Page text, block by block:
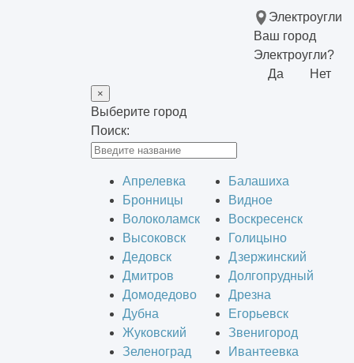
Электроугли
Ваш город
Электроугли?
Да
Нет
×
Выберите город
Поиск:
Апрелевка
Балашиха
Бронницы
Видное
Волоколамск
Воскресенск
Высоковск
Голицыно
Дедовск
Дзержинский
Дмитров
Долгопрудный
Домодедово
Дрезна
Дубна
Егорьевск
Жуковский
Звенигород
Зеленоград
Ивантеевка